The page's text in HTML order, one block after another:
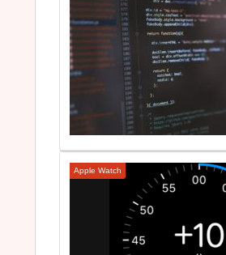
Apple Watch